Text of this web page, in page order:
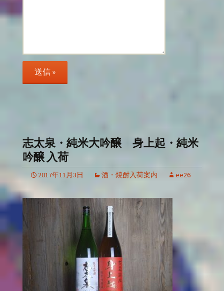
志太泉・純米大吟醸 身上起・純米
吟醸 入荷
2017年11月3日 酒・焼酎入荷案内 ee26